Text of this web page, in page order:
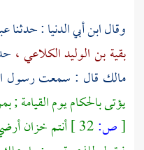
وقالابن أبي الدنيا: حدثنا
بقية بن الوليد الكلاعي ،
مالك قال : سمعت رسول
يؤتى بالحكام يوم القيامة
[ص:
أنتم خزان